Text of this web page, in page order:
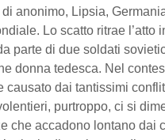
di anonimo, Lipsia,
Lo scatto ritrae l’atto
parte di due soldati
donna tedesca. Nel
causato dai tantissimi
purtroppo, ci si
che accadono lontano dai